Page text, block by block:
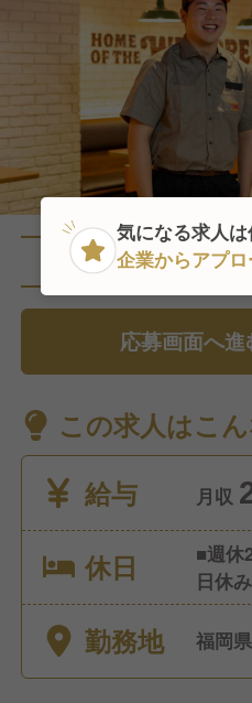
直近1人がこ
応募画面へ進
この求人はこん
給与
月収
休日
■週休
日休
とに
土日
勤務地 福岡
気になる求人は
企業からアプ